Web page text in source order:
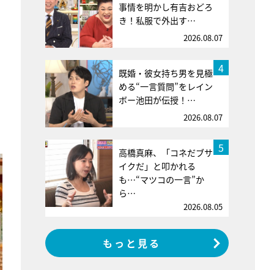
事情を明かし有吉おどろ
き！私服で外出す…
2026.08.07
4
既婚・彼女持ち男を見極
める“一言質問”をレイン
ボー池田が伝授！…
2026.08.07
5
高橋真麻、「コネだブサ
イクだ」と叩かれる
も…“マツコの一言”か
ら…
2026.08.05
もっと見る